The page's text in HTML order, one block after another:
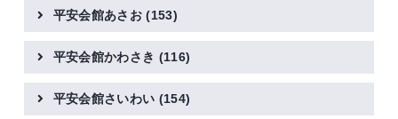
平安会館あさお(153)
平安会館かわさき (116)
平安会館さいわい (154)